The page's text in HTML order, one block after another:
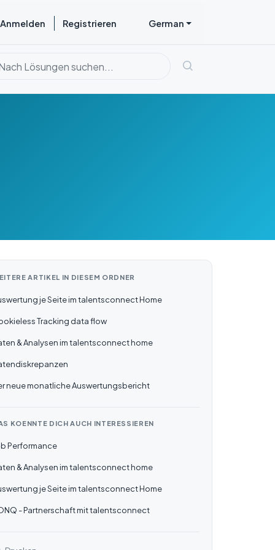
Anmelden Registrieren German
ARTIKEL IN DIESEM ORDNER
je Seite im talentsconnect Home
Tracking data flow
& Analysen im talentsconnect home
neue monatliche Auswertungsbericht
KOENNTE DICH AUCH INTERESSIEREN
Performance
& Analysen im talentsconnect home
je Seite im talentsconnect Home
- Partnerschaft mit talentsconnect